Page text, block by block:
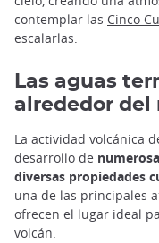
contemplar las Cinco
escalarlas.
Las aguas
alrededor del
La actividad volcánica
desarrollo de
diversas propiedades
una de las principales
ofrecen el lugar ideal
volcán.